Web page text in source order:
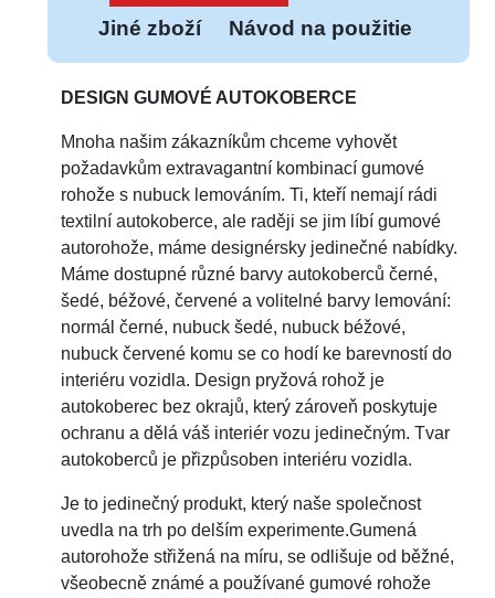
Jiné zboží
Návod na použitie
DESIGN GUMOVÉ AUTOKOBERCE
Mnoha našim zákazníkům chceme vyhovět
požadavkům extravagantní kombinací gumové
rohože s nubuck lemováním. Ti, kteří nemají rádi
textilní autokoberce, ale raději se jim líbí gumové
autorohože, máme designérsky jedinečné nabídky.
Máme dostupné různé barvy autokoberců černé,
šedé, béžové, červené a volitelné barvy lemování:
normál černé, nubuck šedé, nubuck béžové,
nubuck červené komu se co hodí ke barevností do
interiéru vozidla. Design pryžová rohož je
autokoberec bez okrajů, který zároveň poskytuje
ochranu a dělá váš interiér vozu jedinečným. Tvar
autokoberců je přizpůsoben interiéru vozidla.
Je to jedinečný produkt, který naše společnost
uvedla na trh po delším experimente.Gumená
autorohože střižená na míru, se odlišuje od běžné,
všeobecně známé a používané gumové rohože